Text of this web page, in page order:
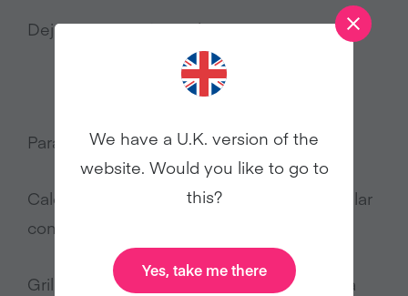
Dejar cocinar a fuego lento durante 2 horas.
Para terminar:
Calentar una sartén o una plancha y pincelar
con aceite
Grillar de ambos lados unos minutos hasta
We have a U.K. version of the
website. Would you like to go to
this?
Yes, take me there